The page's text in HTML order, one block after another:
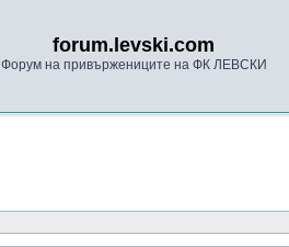
forum.levski.com
Форум на привържениците на ФК ЛЕВСКИ